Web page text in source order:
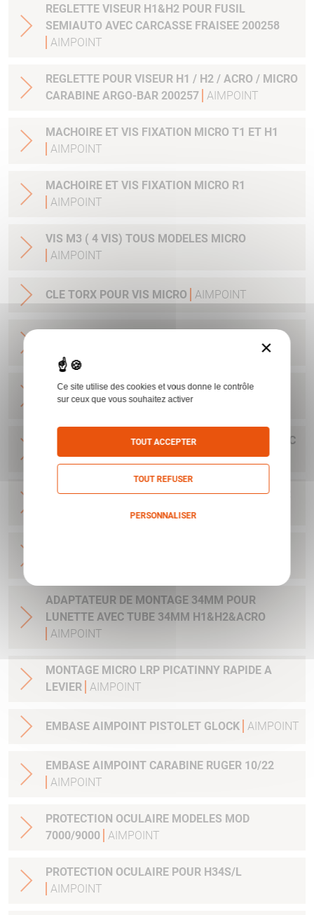
REGLETTE VISEUR H1&H2 POUR FUSIL
SEMIAUTO AVEC CARCASSE FRAISEE 200258
AIMPOINT
REGLETTE POUR VISEUR H1 / H2 / ACRO / MICRO
CARABINE ARGO-BAR 200257 AIMPOINT
MACHOIRE ET VIS FIXATION MICRO T1 ET H1
AIMPOINT
MACHOIRE ET VIS FIXATION MICRO R1
AIMPOINT
VIS M3 ( 4 VIS) TOUS MODELES MICRO
AIMPOINT
CLE TORX POUR VIS MICRO AIMPOINT
ENSEMBLE CONVERSION A LEVIER MONTAGE
BASE MICRO POUR RAIL 11 MM AVEC CLEF ET
VIS H1&H2&ACRO AIMPOINT
BASE POUR H1&H2&ACRO&MICRO SAFARI AVEC
CLEF ET VIS AIMPOINT
BASE MICRO DRILLING AVEC CLEF ET VIS POUR
AIMPOINT
ADAPTATEUR DE MONTAGE 34MM POUR
LUNETTE AVEC TUBE 34MM H1&H2&ACRO
AIMPOINT
MONTAGE MICRO LRP PICATINNY RAPIDE A
LEVIER AIMPOINT
EMBASE AIMPOINT PISTOLET GLOCK AIMPOINT
EMBASE AIMPOINT CARABINE RUGER 10/22
AIMPOINT
PROTECTION OCULAIRE MODELES MOD
7000/9000 AIMPOINT
PROTECTION OCULAIRE POUR H34S/L
AIMPOINT
×
Ce site utilise des cookies et vous donne le contrôle
sur ceux que vous souhaitez activer
TOUT ACCEPTER
TOUT REFUSER
PERSONNALISER